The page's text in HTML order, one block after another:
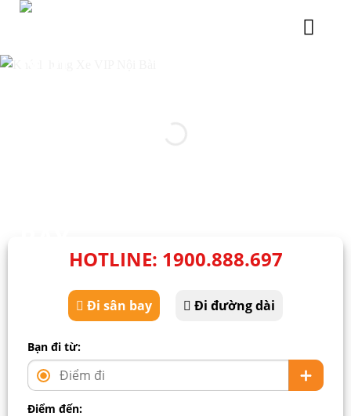
Chuyển
dung
HOTLINE: 1900.888.697
Đi sân bay Đi đường dài
Bạn đi từ:
Điểm đến: